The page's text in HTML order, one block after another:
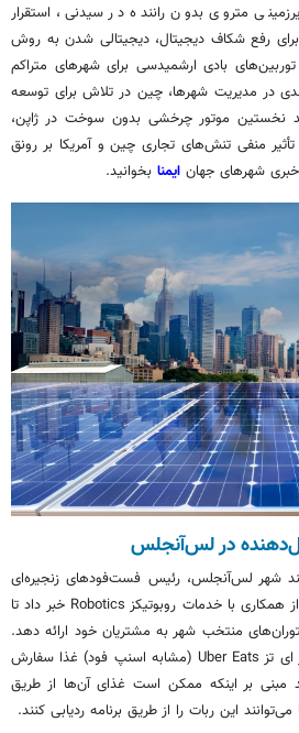
متروی بدون راننده در سیدنی، استقرار
برای رفع شکاف دیجیتال، دیجیتالی شدن به روش
بادی ارشمیدسی برای شهرهای متراکم
در مدیریت شهرها، چین در تلاش برای توسعه
نخستین موتور چرخشی بدون سوخت در ژاپن،
منفی تنش‌های تجاری چین و آمریکا بر رونق
شهرهای جهان ایمنا بخوانید.
در لس‌آنجلس
شهر لس‌آنجلس، رئیس فست‌فودهایزنجیره‌ای
روبوتیکز
Robotics خبر داد تا
منتخب شهر به مشتریان خود ارائه دهد.
ای تز
Uber Eats (مشابه اسنپ فود) غذا سفارش
مبنی بر اینکه ممکن است غذای آن‌ها از طریق
این ربات را از طریق برنامه ردیابی کنند.